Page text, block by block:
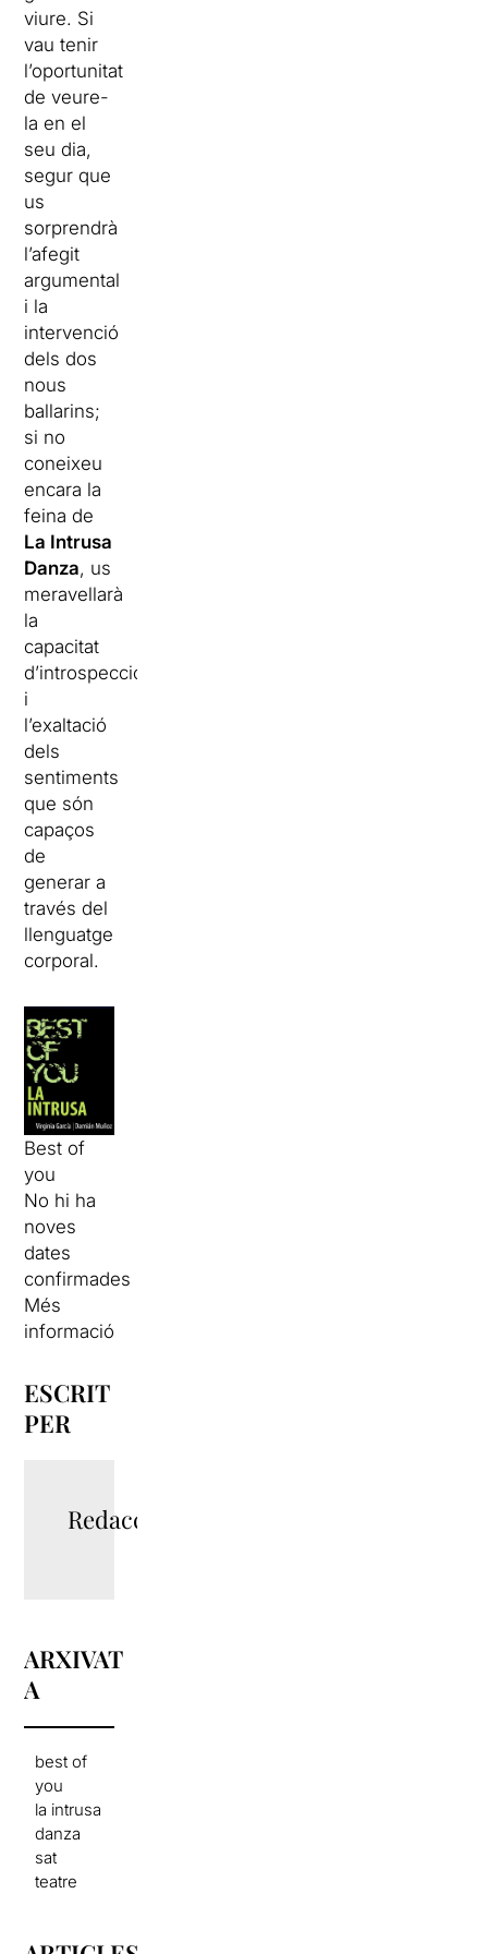
viure. Si
vau tenir
l’oportunitat
de veure-
la en el
seu dia,
segur que
us
sorprendrà
l’afegit
argumental
i la
intervenció
dels dos
nous
ballarins;
si no
coneixeu
encara la
feina de
La Intrusa
Danza, us
meravellarà
la
capacitat
d’introspecció
i
l’exaltació
dels
sentiments
que són
capaços
de
generar a
través del
llenguatge
corporal.
Best of
you
No hi ha
noves
dates
confirmades
Més
informació
ESCRIT
PER
Redacció
ARXIVAT
A
best of
you
la intrusa
danza
sat
teatre